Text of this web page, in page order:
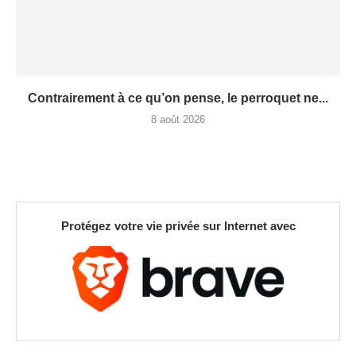
Contrairement à ce qu’on pense, le perroquet ne...
8 août 2026
Protégez votre vie privée sur Internet avec